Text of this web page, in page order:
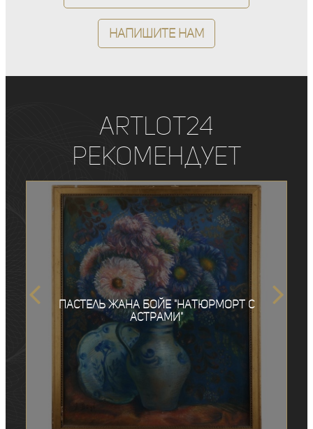
Напишите нам
ArtLot24
рекомендует
Пастель Жана Бойе "Натюрморт с
астрами"